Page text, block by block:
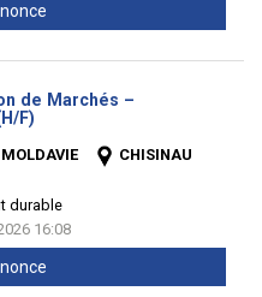
de Marchés –
F)
MOLDAVIE
CHISINAU
durable
16:08